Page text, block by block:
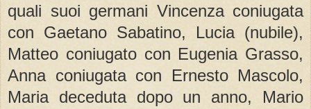
quali suoi germani Vincenza coniugata
con Gaetano Sabatino, Lucia (nubile),
Matteo coniugato con Eugenia Grasso,
Anna coniugata con Ernesto Mascolo,
Maria deceduta dopo un anno, Mario